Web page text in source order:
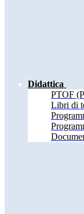
Didattica
PTOF
Libri di